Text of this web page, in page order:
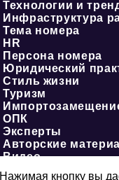
Технологии и
Инфраструктура
Тема номера
HR
Персона номера
Юридический
Стиль жизни
Туризм
ОПК
Эксперты
Авторские
Видео
Нажимая кнопку вы